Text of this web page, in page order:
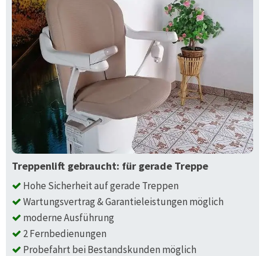
Treppenlift gebraucht: für gerade Treppe
Hohe Sicherheit auf gerade Treppen
Wartungsvertrag & Garantieleistungen möglich
moderne Ausführung
2 Fernbedienungen
Probefahrt bei Bestandskunden möglich